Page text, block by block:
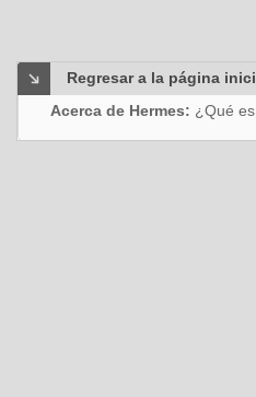
Regresar a la página
Acerca de Hermes: ¿Qué